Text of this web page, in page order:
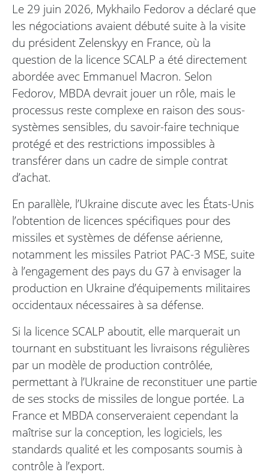
Le 29 juin 2026, Mykhailo Fedorov a déclaré que
les négociations avaient débuté suite à la visite
du président Zelenskyy en France, où la
question de la licence SCALP a été directement
abordée avec Emmanuel Macron. Selon
Fedorov, MBDA devrait jouer un rôle, mais le
processus reste complexe en raison des sous-
systèmes sensibles, du savoir-faire technique
protégé et des restrictions impossibles à
transférer dans un cadre de simple contrat
d’achat.
En parallèle, l’Ukraine discute avec les États-Unis
l’obtention de licences spécifiques pour des
missiles et systèmes de défense aérienne,
notamment les missiles Patriot PAC-3 MSE, suite
à l’engagement des pays du G7 à envisager la
production en Ukraine d’équipements militaires
occidentaux nécessaires à sa défense.
Si la licence SCALP aboutit, elle marquerait un
tournant en substituant les livraisons régulières
par un modèle de production contrôlée,
permettant à l’Ukraine de reconstituer une partie
de ses stocks de missiles de longue portée. La
France et MBDA conserveraient cependant la
maîtrise sur la conception, les logiciels, les
standards qualité et les composants soumis à
contrôle à l’export.